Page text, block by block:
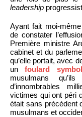
leadership
Ayant fait moi-
de constater
Première ministre
cabinet et du
qu’elle portait, avec
unfoulard
musulmans
d’innombrables
victimes qui ont péri
était sans précédent
musulmans et